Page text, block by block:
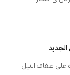
الجديد
على ضفاف النيل